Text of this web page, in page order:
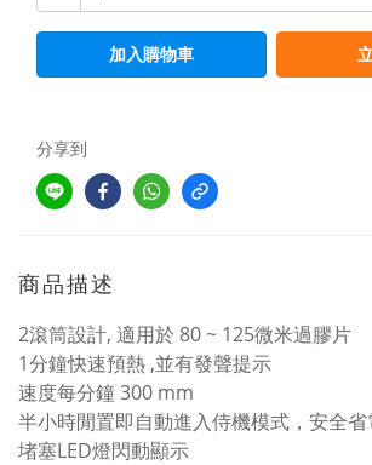
加入購物車
分享到
商品描述
2滾筒設計, 適用於 80 ~ 125微米過膠片
1分鐘快速預熱 ,並有發聲提示
速度每分鐘 300 mm
半小時閒置即自動進入侍機模式，安全
堵塞LED燈閃動顯示